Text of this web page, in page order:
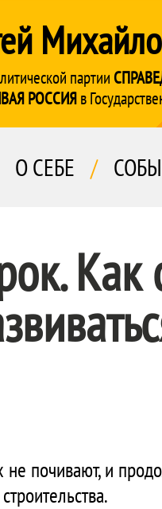
партии
РОССИЯв
О СЕБЕ /
Как
не почивают, и